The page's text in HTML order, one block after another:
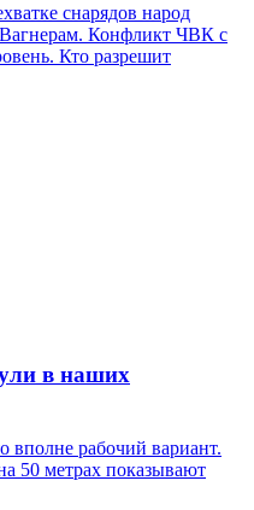
снарядов народ
Конфликт ЧВК с
Кто разрешит
в наших
вполне рабочий вариант.
50 метрах показывают